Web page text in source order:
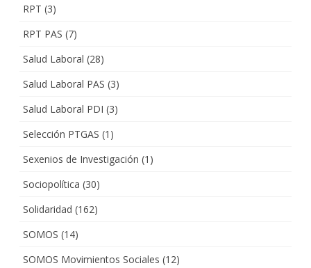
RPT (3)
RPT PAS (7)
Salud Laboral (28)
Salud Laboral PAS (3)
Salud Laboral PDI (3)
Selección PTGAS (1)
Sexenios de Investigación (1)
Sociopolítica (30)
Solidaridad (162)
SOMOS (14)
SOMOS Movimientos Sociales (12)